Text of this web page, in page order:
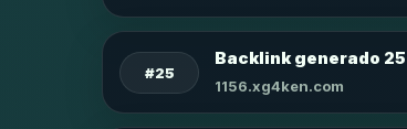
#25
Backlink generado 25
1156.xg4ken.com